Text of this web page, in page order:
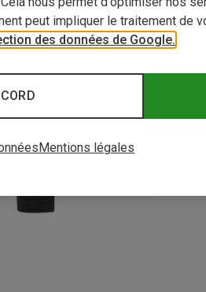
peut impliquer le traitement de
des données de Google.
Mentions légales